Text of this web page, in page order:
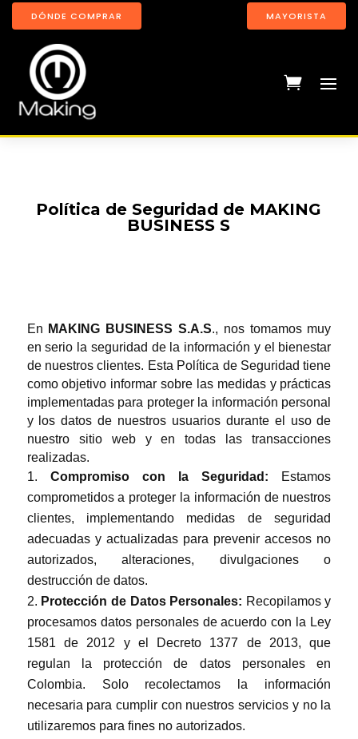
DÓNDE COMPRAR MAYORISTA
Política de Seguridad de MAKING
BUSINESS S
En MAKING BUSINESS S.A.S., nos tomamos muy
en serio la seguridad de la información y el bienestar
de nuestros clientes. Esta Política de Seguridad tiene
como objetivo informar sobre las medidas y prácticas
implementadas para proteger la información personal
y los datos de nuestros usuarios durante el uso de
nuestro sitio web y en todas las transacciones
realizadas.
Compromiso con la Seguridad: Estamos
comprometidos a proteger la información de nuestros
clientes, implementando medidas de seguridad
adecuadas y actualizadas para prevenir accesos no
autorizados, alteraciones, divulgaciones o
destrucción de datos.
Protección de Datos Personales: Recopilamos y
procesamos datos personales de acuerdo con la Ley
1581 de 2012 y el Decreto 1377 de 2013, que
regulan la protección de datos personales en
Colombia. Solo recolectamos la información
necesaria para cumplir con nuestros servicios y no la
utilizaremos para fines no autorizados.